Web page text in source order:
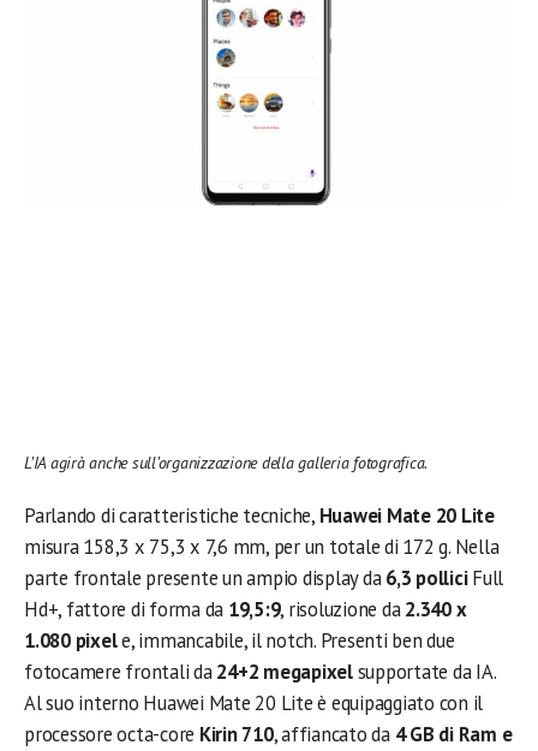
L’IA agirà anche sull’organizzazione della galleria fotografica.
Parlando di caratteristiche tecniche, Huawei Mate 20 Lite
misura 158,3 x 75,3 x 7,6 mm, per un totale di 172 g. Nella
parte frontale presente un ampio display da6,3 polliciFull
Hd+, fattore di forma da 19,5:9, risoluzione da2.340 x
1.080 pixele, immancabile, il notch. Presenti ben due
fotocamere frontali da24+2 megapixelsupportate da IA.
Al suo interno Huawei Mate 20 Lite è equipaggiato con il
processore octa-core Kirin 710, affiancato da 4 GB di Ram e